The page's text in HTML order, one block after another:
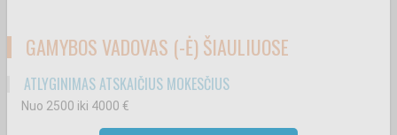
GAMYBOS VADOVAS (-Ė) ŠIAULIUOSE
ATLYGINIMAS ATSKAIČIUS MOKESČIUS
Nuo 2500 iki 4000 €